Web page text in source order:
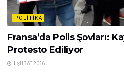
POLITIKA
Fransa’da Polis Şovları:
Protesto Ediliyor
1 ŞUBAT 2026